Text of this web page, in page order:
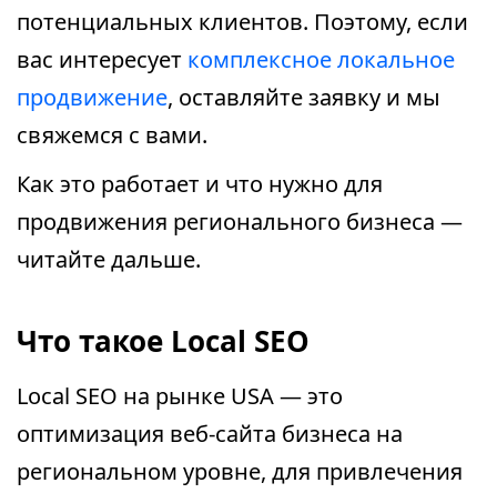
потенциальных клиентов. Поэтому, если
вас интересует комплексное локальное
продвижение, оставляйте заявку и мы
свяжемся с вами.
Как это работает и что нужно для
продвижения регионального бизнеса —
читайте дальше.
Что такое Local SEO
Local SEO на рынке USA — это
оптимизация веб-сайта бизнеса на
региональном уровне, для привлечения